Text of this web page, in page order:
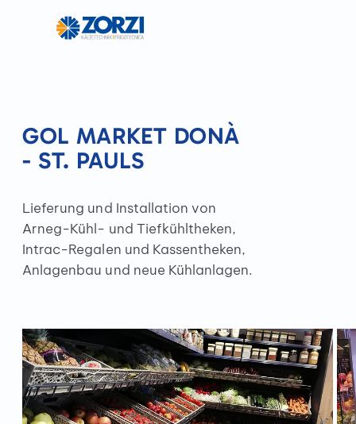
GOL MARKET DONÀ
- ST. PAULS
Lieferung und Installation von
Arneg-Kühl- und Tiefkühltheken,
Intrac-Regalen und Kassentheken,
Anlagenbau und neue Kühlanlagen.